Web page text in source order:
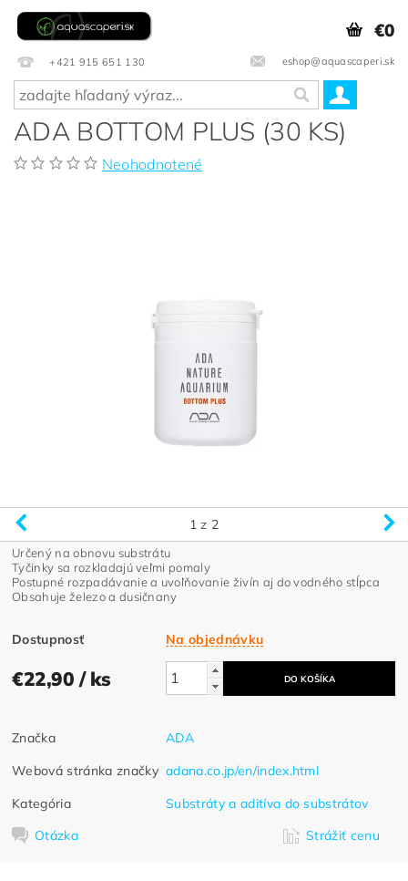
+421 915 651 130 eshop@aquascaperi.sk
€0
ADA BOTTOM PLUS (30 KS)
Neohodnotené
1 z 2
Určený na obnovu substrátu
Tyčinky sa rozkladajú veľmi pomaly
Postupné rozpadávanie a uvoľňovanie živín aj do vodného stĺpca
Obsahuje železo a dusičnany
Dostupnosť Na objednávku
€22,90 / ks
Značka
ADA
Webová stránka značky adana.co.jp/en/index.html
Kategória
Substráty a aditíva do substrátov
Otázka
Strážiť cenu